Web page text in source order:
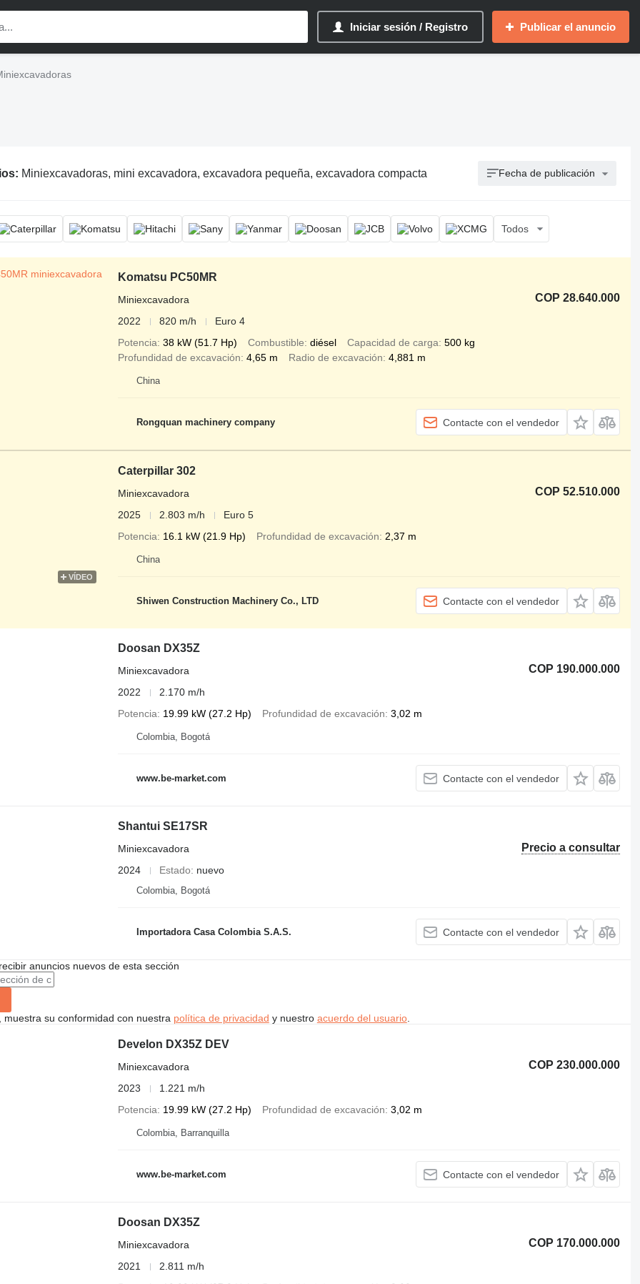
Iniciar sesión / Registro Publicar el anuncio
Miniexcavadoras, mini excavadora, excavadora pequeña, excavadora compacta Fecha de publicación
Todos
Komatsu PC50MR
COP 28.640.000
Miniexcavadora
2022
820 m/h
Euro 4
Potencia 38 kW (51.7 Hp) Combustible diésel Capacidad de carga 500 kg
Profundidad de excavación 4,65 m Radio de excavación 4,881 m
China
Rongquan machinery company Contacte con el vendedor
VÍDEO
Caterpillar 302
COP 52.510.000
Miniexcavadora
2025
2.803 m/h
Euro 5
Potencia
16.1 kW (21.9 Hp) Profundidad de excavación 2,37 m
China
Shiwen Construction Machinery Co., LTD Contacte con el vendedor
Doosan DX35Z
COP 190.000.000
Miniexcavadora
2022
2.170 m/h
Potencia
19.99 kW (27.2 Hp) Profundidad de excavación 3,02 m
Colombia, Bogotá
www.be-market.com Contacte con el vendedor
Shantui SE17SR
Precio a consultar
Miniexcavadora
2024
Estado nuevo
Colombia, Bogotá
Importadora Casa Colombia S.A.S. Contacte con el vendedor
anuncios nuevos de esta sección
muestra su conformidad con nuestra política de privacidad y nuestro acuerdo del usuario.
Develon DX35Z DEV
COP 230.000.000
Miniexcavadora
2023
1.221 m/h
Potencia
19.99 kW (27.2 Hp) Profundidad de excavación 3,02 m
Colombia, Barranquilla
www.be-market.com Contacte con el vendedor
Doosan DX35Z
COP 170.000.000
Miniexcavadora
2021
2.811 m/h